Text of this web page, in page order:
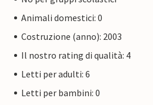
Animali domestici: 0
Costruzione (anno): 2003
Il nostro rating di qualità: 4
Letti per adulti: 6
Letti per bambini: 0